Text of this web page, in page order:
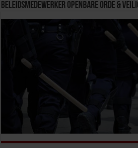
Beleidsmedewerker Openbare Orde &